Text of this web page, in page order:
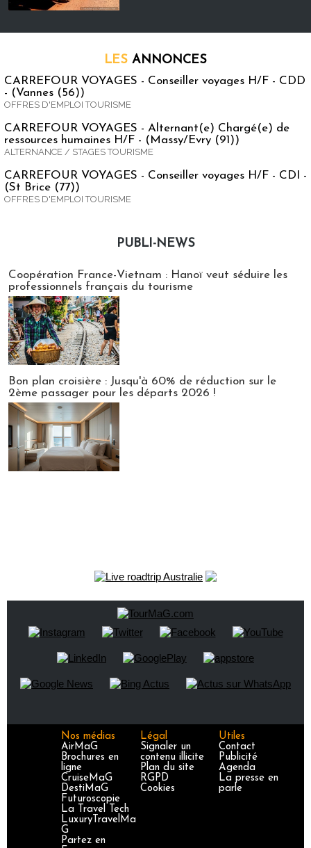
LES ANNONCES
CARREFOUR VOYAGES - Conseiller voyages H/F - CDD
- (Vannes (56))
OFFRES D'EMPLOI TOURISME
CARREFOUR VOYAGES - Alternant(e) Chargé(e) de
ressources humaines H/F - (Massy/Evry (91))
ALTERNANCE / STAGES TOURISME
CARREFOUR VOYAGES - Conseiller voyages H/F - CDI -
(St Brice (77))
OFFRES D'EMPLOI TOURISME
PUBLI-NEWS
Coopération France-Vietnam : Hanoï veut séduire les
professionnels français du tourisme
Bon plan croisière : Jusqu'à 60% de réduction sur le
2ème passager pour les départs 2026 !
Nos médias
AirMaG
Brochures en
ligne
CruiseMaG
DestiMaG
Futuroscopie
La Travel Tech
LuxuryTravelMa
G
Partez en
Légal
Signaler un
contenu illicite
Plan du site
RGPD
Cookies
Utiles
Contact
Publicité
Agenda
La presse en
parle